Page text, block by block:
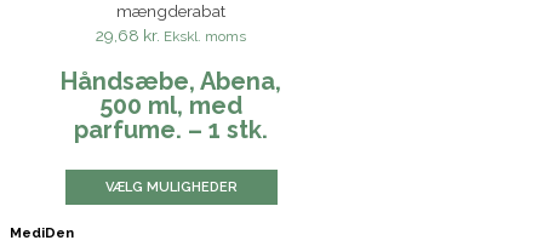
mængderabat
29,68 kr. Ekskl. moms
Håndsæbe, Abena,
500 ml, med
parfume. – 1 stk.
VÆLG MULIGHEDER
MediDen